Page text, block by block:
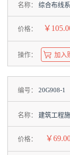
名称： 综合布线
价格： ￥
操作： 加入
编号： 20G908-1
名称： 建筑工程
价格： ￥